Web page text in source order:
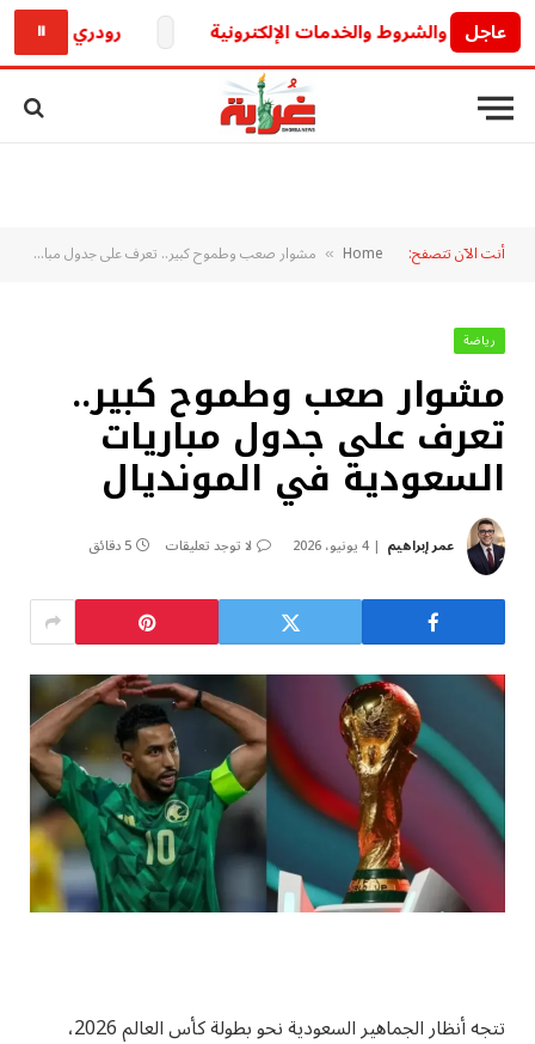
عاجل رودري يشعل ⏸
أنت الآن تتصفح: Home
» مشوار صعب وطموح كبير.. تعرف على جدول مباريات السعودية في المونديال
رياضة
مشوار صعب وطموح كبير..
تعرف على جدول مباريات
السعودية في المونديال
عمر إبراهيم 4 يونيو، 2026 لا توجد تعليقات 5 دقائق
تتجه أنظار الجماهير السعودية نحو بطولة كأس العالم 2026،